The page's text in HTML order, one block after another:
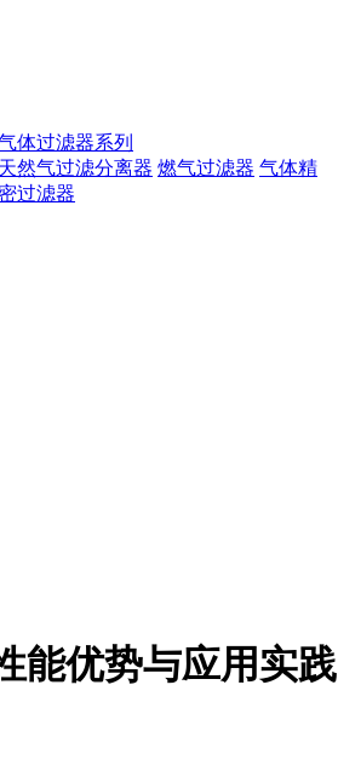
体过滤器系列
天然气过滤分离器 燃气过滤器 气体精
密过滤器
能优势与应用实践